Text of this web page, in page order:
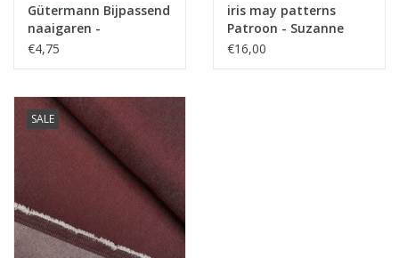
broeken,…
Label
Gütermann Bijpassend
naaigaren -
Allesnaaigaren 200m
€4,75
iris may patterns
Patroon - Suzanne
jurk/top
€16,00
SALE